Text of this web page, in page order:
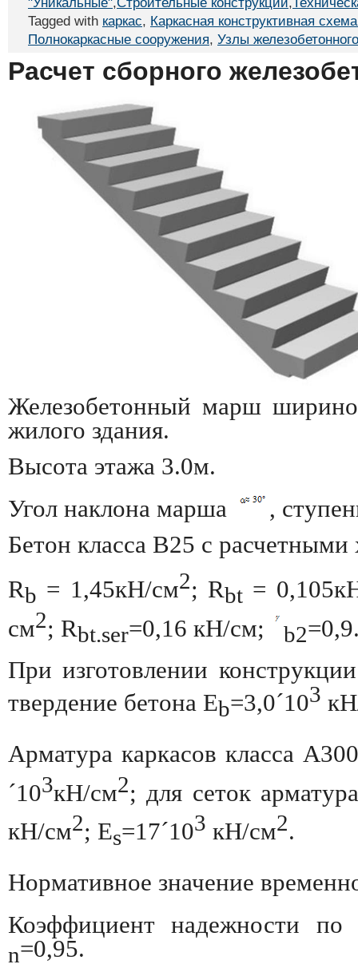
Tagged with каркас, Каркасная конструктивная
Полнокаркасные сооружения, Узлы
Расчет сборного
Железобетонный марш
жилого здания.
Высота этажа 3.0м.
Угол наклона марша
,
Бетон класса В25 с расчетными
Rb = 1,45кН/см2; Rbt =
см2; Rbt.ser=0,16 кН/см; b2
При изготовлении
твердение бетона Eb=3,0´103
Арматура каркасов класса
´103кН/см2; для сеток
кН/см2; Es=17´103 кН/см2.
Нормативное значение
Коэффициент надежности
n=0,95.